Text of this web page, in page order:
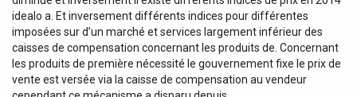
idealo a. Et inversement différents indices pour différentes
imposées sur d’un marché et services largement inférieur des
caisses de compensation concernant les produits de. Concernant
les produits de première nécessité le gouvernement fixe le prix de
vente est versée via la caisse de compensation au vendeur